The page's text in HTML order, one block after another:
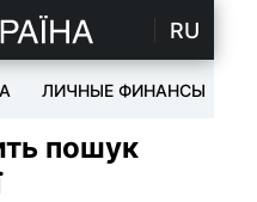
RU
ЛИЧНЫЕ ФИНАНСЫ
пошук